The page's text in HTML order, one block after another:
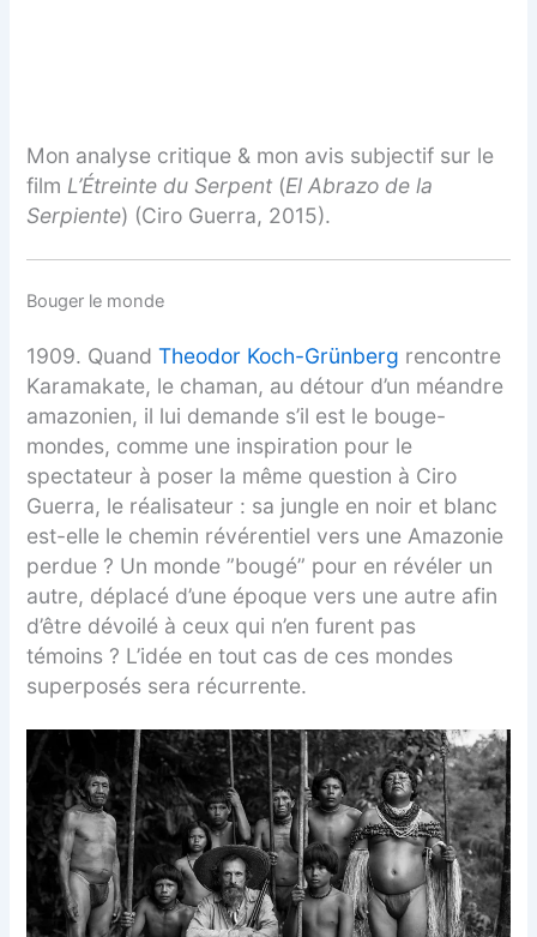
Mon analyse critique & mon avis subjectif sur le
film L’Étreinte du Serpent (El Abrazo de la
Serpiente) (Ciro Guerra, 2015).
Bouger le monde
1909. QuandTheodor Koch-Grünberg rencontre
Karamakate, le chaman, au détour d’un méandre
amazonien, il lui demande s’il est le bouge-
mondes, comme une inspiration pour le
spectateur à poser la même question à Ciro
Guerra, le réalisateur : sa jungle en noir et blanc
est-elle le chemin révérentiel vers une Amazonie
perdue ? Un monde ”bougé” pour en révéler un
autre, déplacé d’une époque vers une autre afin
d’être dévoilé à ceux qui n’en furent pas
témoins ? L’idée en tout cas de ces mondes
superposés sera récurrente.